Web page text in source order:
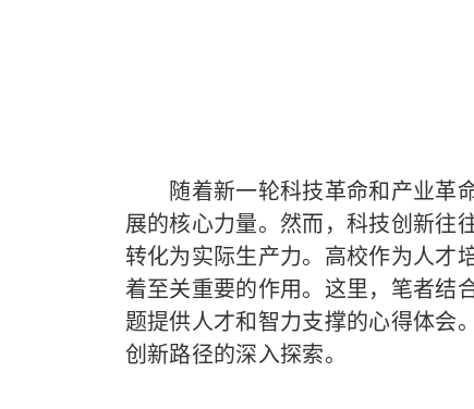
随着新一轮科技革命和产业革命
展的核心力量。然而，科技创新往
转化为实际生产力。高校作为人才
着至关重要的作用。这里，笔者结
题提供人才和智力支撑的心得体会
创新路径的深入探索。